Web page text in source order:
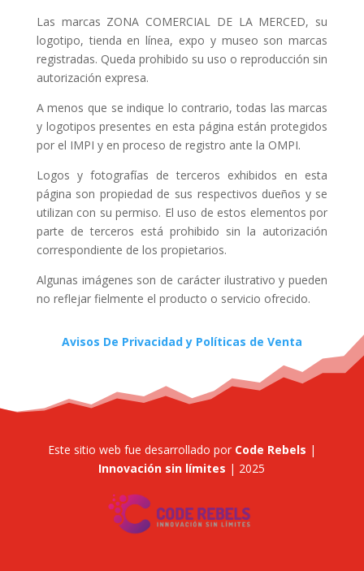
Las marcas ZONA COMERCIAL DE LA MERCED, su
logotipo, tienda en línea, expo y museo son marcas
registradas. Queda prohibido su uso o reproducción sin
autorización expresa.
A menos que se indique lo contrario, todas las marcas
y logotipos presentes en esta página están protegidos
por el IMPI y en proceso de registro ante la OMPI.
Logos y fotografías de terceros exhibidos en esta
página son propiedad de sus respectivos dueños y se
utilizan con su permiso. El uso de estos elementos por
parte de terceros está prohibido sin la autorización
correspondiente de los propietarios.
Algunas imágenes son de carácter ilustrativo y pueden
no reflejar fielmente el producto o servicio ofrecido.
Avisos De Privacidad y Políticas de Venta
Este sitio web fue desarrollado porCode Rebels |
Innovación sin límites | 2025